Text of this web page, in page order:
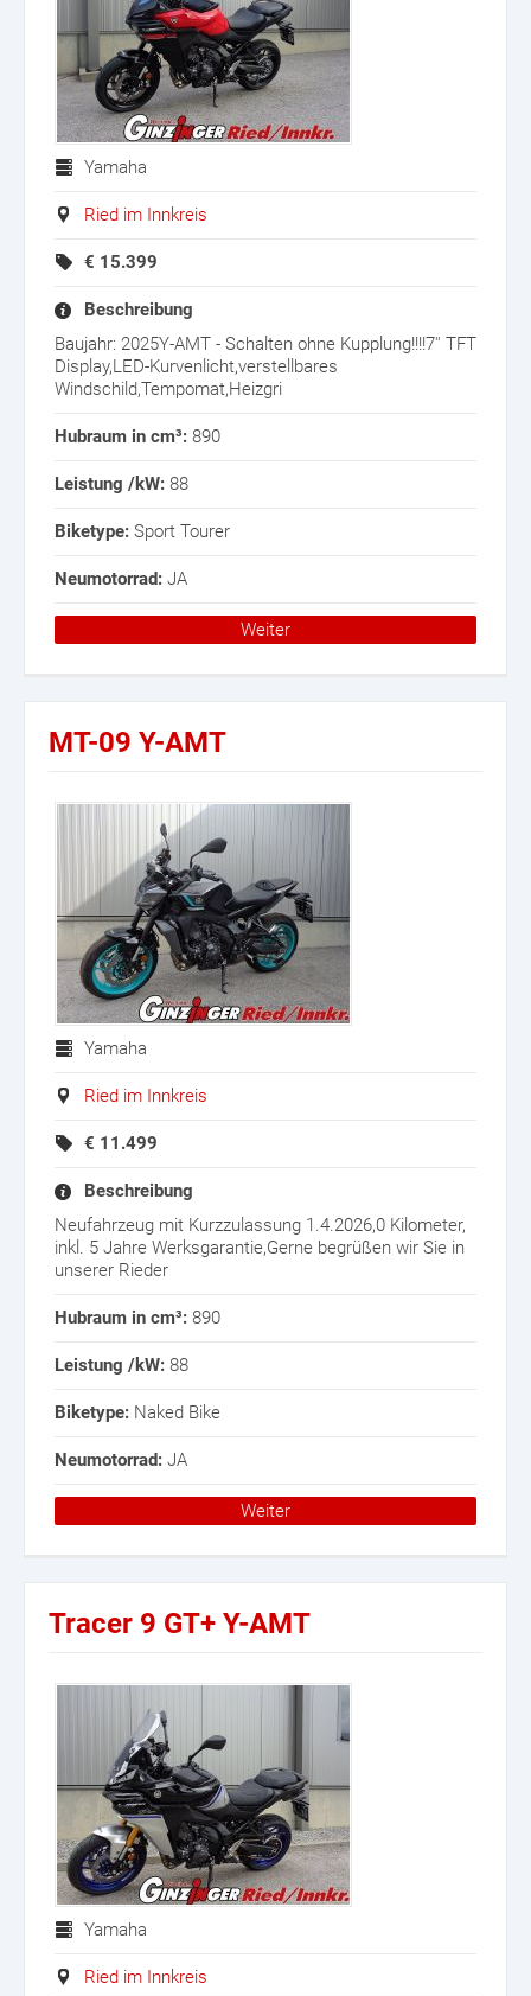
Yamaha
Ried im Innkreis
€ 15.399
Beschreibung
Baujahr: 2025Y-AMT - Schalten ohne Kupplung!!!!7'' TFT
Display,LED-Kurvenlicht,verstellbares
Windschild,Tempomat,Heizgri
Hubraum in cm³: 890
Leistung /kW: 88
Biketype: Sport Tourer
Neumotorrad: JA
Weiter
MT-09 Y-AMT
Yamaha
Ried im Innkreis
€ 11.499
Beschreibung
Neufahrzeug mit Kurzzulassung 1.4.2026,0 Kilometer,
inkl. 5 Jahre Werksgarantie,Gerne begrüßen wir Sie in
unserer Rieder
Hubraum in cm³: 890
Leistung /kW: 88
Biketype: Naked Bike
Neumotorrad: JA
Weiter
Tracer 9 GT+ Y-AMT
Yamaha
Ried im Innkreis